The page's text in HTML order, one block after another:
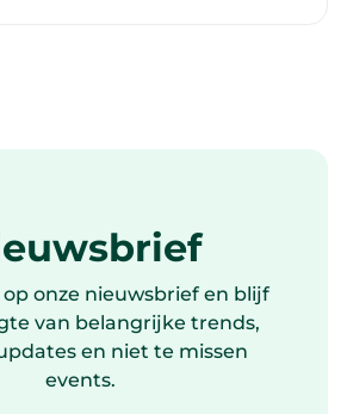
onze nieuwsbrief en blijf
van belangrijke trends,
en niet te missen
events.